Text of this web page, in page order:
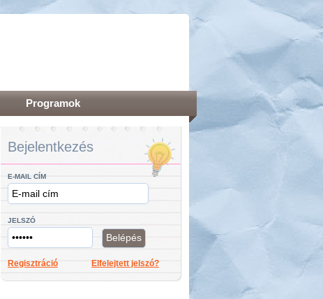
Programok
Bejelentkezés
E-MAIL CÍM
JELSZÓ
Regisztráció Elfelejtett jelszó?